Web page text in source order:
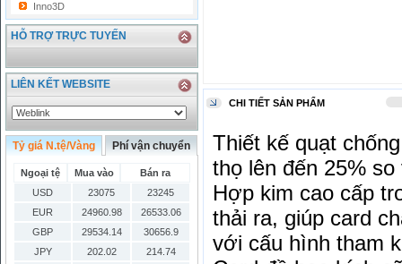
Inno3D
HỖ TRỢ TRỰC TUYẾN
LIÊN KẾT WEBSITE
Tỷ giá N.tệ/Vàng Phí vận chuyển
Ngoại tệ Mua vào
Bán ra
USD
23075
23245
EUR
24960.98
26533.06
GBP
29534.14
30656.9
JPY
202.02
214.74
CHI TIẾT SẢN PHẨM
Thiết kế quạt
thọ lên đến 25%
Hợp kim cao cấp
thải ra, giúp card
với cấu hình tham